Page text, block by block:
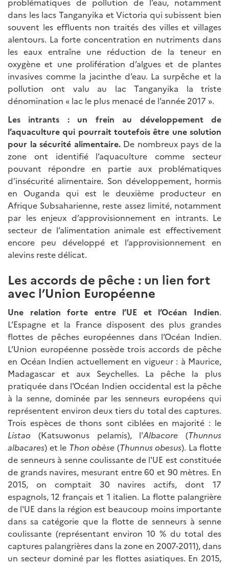
dans les lacs Tanganyika et Victoria qui subissent bien
souvent les effluents non traités des villes et villages
alentours. La forte concentration en nutriments dans
les eaux entraîne une réduction de la teneur en
oxygène et une prolifération d’algues et de plantes
invasives comme la jacinthe d’eau. La surpêche et la
pollution ont valu au lac Tanganyika la triste
dénomination « lac le plus menacé de l’année 2017 ».
Les intrants : un frein au développement de
l’aquaculture qui pourrait toutefois être une solution
pour la sécurité alimentaire. De nombreux pays de la
zone ont identifié l’aquaculture comme secteur
pouvant répondre en partie aux problématiques
d’insécurité alimentaire. Son développement, hormis
en Ouganda qui est le deuxième producteur en
Afrique Subsaharienne, reste assez limité, notamment
par les enjeux d’approvisionnement en intrants. Le
secteur de l’alimentation animale est effectivement
encore peu développé et l’approvisionnement en
alevins reste délicat.
Les accords de pêche : un lien fort
avec l’Union Européenne
Une relation forte entre l’UE et l’Océan Indien.
L’Espagne et la France disposent des plus grandes
flottes de pêches européennes dans l’Océan Indien.
L’Union européenne possède trois accords de pêche
en Océan Indien actuellement en vigueur : à Maurice,
Madagascar et aux Seychelles. La pêche la plus
pratiquée dans l'Océan Indien occidental est la pêche
à la senne, dominée par les senneurs européens qui
représentent environ deux tiers du total des captures.
Trois espèces de thons sont ciblées en majorité : le
Listao (Katsuwonus pelamis), l'Albacore (Thunnus
albacares) et le Thon obèse (Thunnus obesus). La flotte
de senneurs à senne coulissante de l'UE est constituée
de grands navires, mesurant entre 60 et 90 mètres. En
2015, on comptait 30 navires actifs, dont 17
espagnols, 12 français et 1 italien. La flotte palangrière
de l'UE dans la région est beaucoup moins importante
dans sa catégorie que la flotte de senneurs à senne
coulissante (représentant environ 10 % du total des
captures palangrières dans la zone en 2007-2011), dans
un secteur dominé par les flottes asiatiques. En 2015,